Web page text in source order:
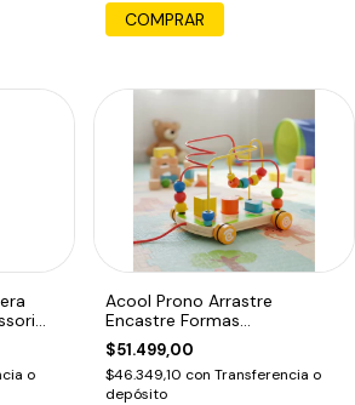
o
Acool Prono Arrastre
Encastre Formas
Geometricas Ac7627
$51.499,00
$46.349,10 con Transferencia o
depósito